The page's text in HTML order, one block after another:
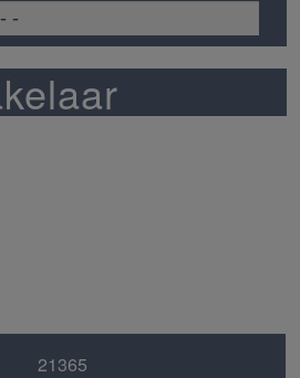
21365